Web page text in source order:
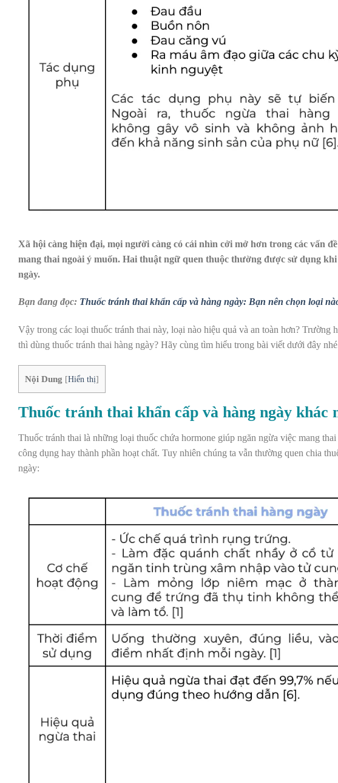
Xã hội càng hiện đại, mọi người càng có cái nhìn cởi mở hơn trong các vấn
mang thai ngoài ý muốn. Hai thuật ngữ quen thuộc thường được sử dụng
ngày.
Bạn đang đọc: Thuốc tránh thai khẩn cấp và hàng ngày: Bạn nên chọn loại
Vậy trong các loại thuốc tránh thai này, loại nào hiệu quả và an toàn hơn?
thì dùng thuốc tránh thai hàng ngày? Hãy cùng tìm hiểu trong bài viết dưới đây
Nội Dung [Hiển thị]
Thuốc tránh thai khẩn cấp và hàng ngày khác
Thuốc tránh thai là những loại thuốc chứa hormone giúp ngăn ngừa việc mang
công dụng hay thành phần hoạt chất. Tuy nhiên chúng ta vẫn thường quen chia
ngày: